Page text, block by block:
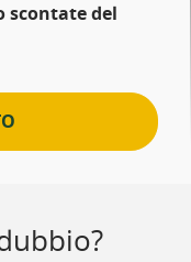
scontate del